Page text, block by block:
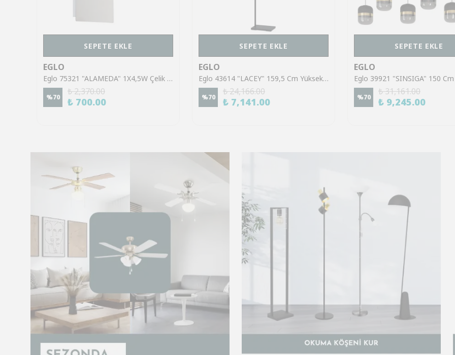
SEPETE EKLE
EGLO
Eglo 75321 "ALAMEDA" 1X4,5W Çelik Nikel Mat Sıva Üstü Spot
%70
₺ 2,370.00
₺ 700.00
SEPETE EKLE
EGLO
Eglo 43614 "LACEY" 159,5 Cm Yüksekliğinde Çelik, Ahşap Köşe Lambası Lambader
%70
₺ 24,166.00
₺ 7,141.00
SEPETE EKLE
EGLO
%70
₺ 31,161.00
₺ 9,245.00